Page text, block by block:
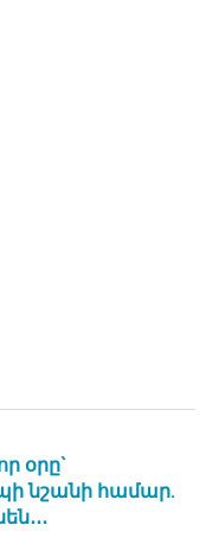
օրը`
նշանի համար.